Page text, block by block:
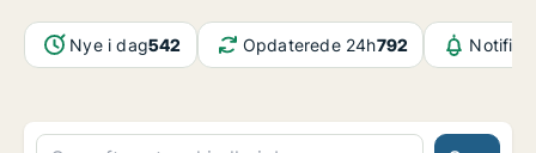
Nye i dag542 Opdaterede 24h792